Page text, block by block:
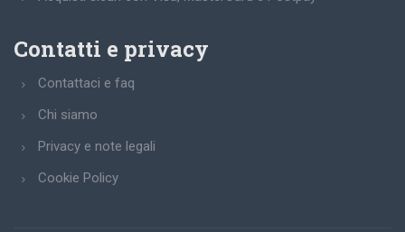
Contatti e privacy
Contattaci e faq
Chi siamo
Privacy e note legali
Cookie Policy